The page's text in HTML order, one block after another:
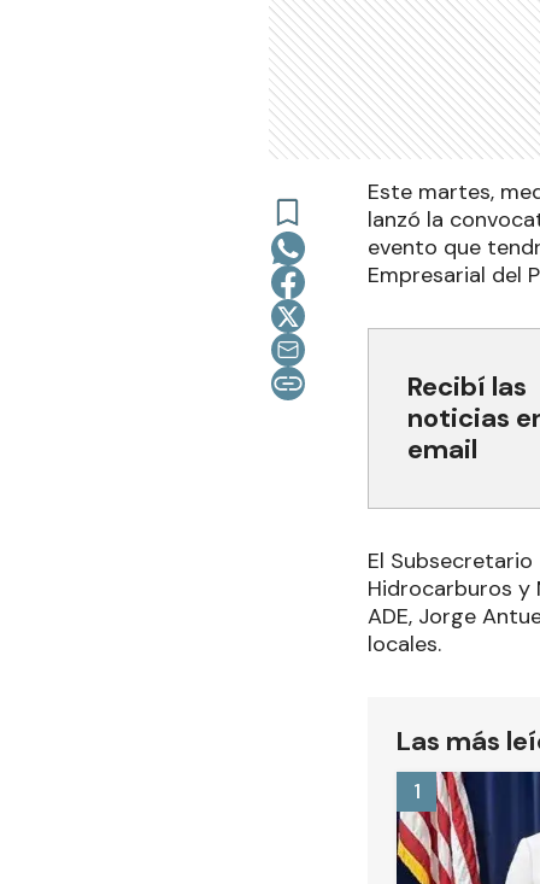
Este martes,
lanzó la
evento que
Empresarial del
Recibí las
noticias
email
El
Hidrocarburos y
ADE, Jorge
locales.
Las más
1